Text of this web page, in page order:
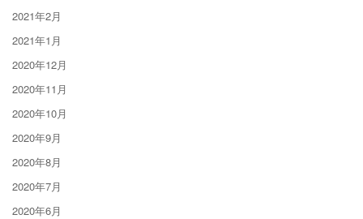
2021年2月
2021年1月
2020年12月
2020年11月
2020年10月
2020年9月
2020年8月
2020年7月
2020年6月